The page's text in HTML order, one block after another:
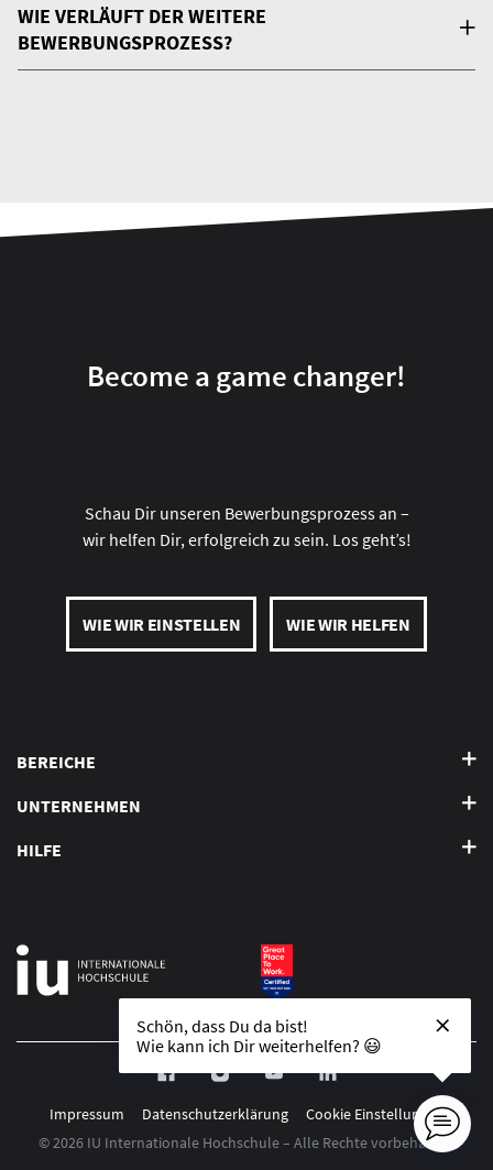
WIE VERLÄUFT DER WEITERE
BEWERBUNGSPROZESS?
Become a game changer!
Schau Dir unseren Bewerbungsprozess an –
wir helfen Dir, erfolgreich zu sein. Los geht’s!
WIE WIR EINSTELLEN WIE WIR HELFEN
BEREICHE
UNTERNEHMEN
HILFE
Impressum Datenschutzerklärung
Cookie Einstellungen
© 2026 IU Internationale Hochschule – Alle Rechte vorbehalten.
Schön, dass Du da bist!
Wie kann ich Dir weiterhelfen? 😃